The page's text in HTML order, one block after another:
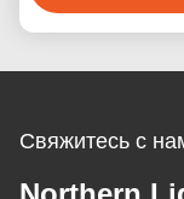
система
проектор
Свяжитесь с